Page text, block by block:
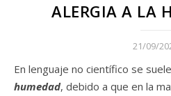
ALERGIA A LA
21/09/
En lenguaje no científico se
humedad, debido a que en la